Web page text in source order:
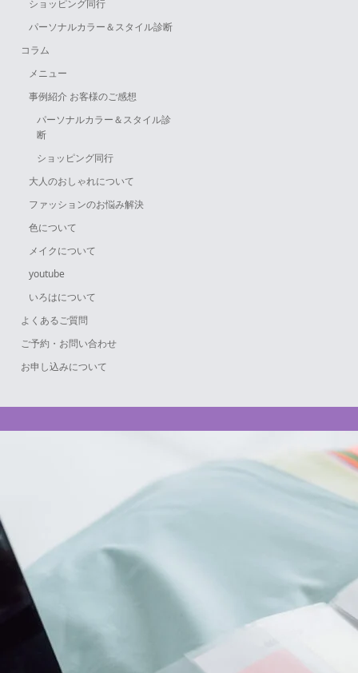
ショッピング同行
パーソナルカラー＆スタイル診断
コラム
メニュー
事例紹介 お客様のご感想
パーソナルカラー＆スタイル診
断
ショッピング同行
大人のおしゃれについて
ファッションのお悩み解決
色について
メイクについて
youtube
いろはについて
よくあるご質問
ご予約・お問い合わせ
お申し込みについて